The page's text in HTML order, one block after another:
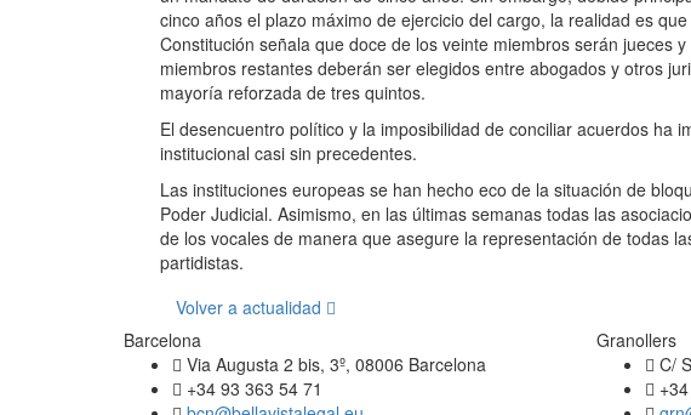
cinco años el plazo máximo de ejercicio del cargo, la realidad es
Constitución señala que doce de los veinte miembros serán jueces
miembros restantes deberán ser elegidos entre abogados y otros
mayoría reforzada de tres quintos.
El desencuentro político y la imposibilidad de conciliar acuerdos ha
institucional casi sin precedentes.
Las instituciones europeas se han hecho eco de la situación de
Poder Judicial. Asimismo, en las últimas semanas todas las
de los vocales de manera que asegure la representación de todas
partidistas.
Volver a actualidad
Barcelona
Via Augusta 2 bis, 3º, 08006 Barcelona
+34 93 363 54 71
Granollers
C/